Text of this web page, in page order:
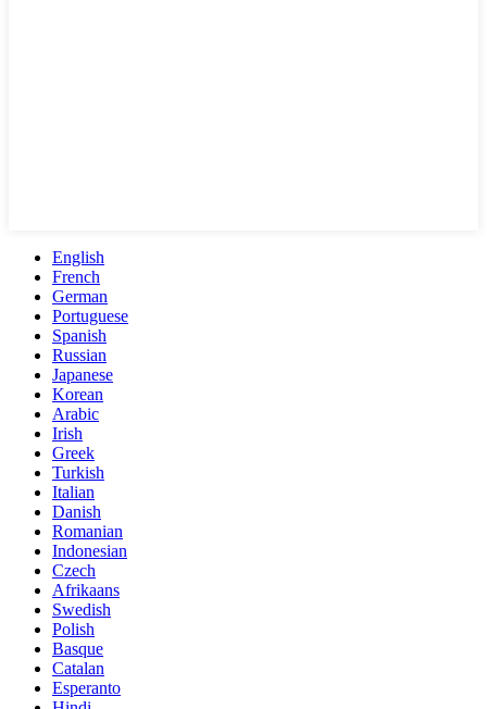
English
French
German
Portuguese
Spanish
Russian
Japanese
Korean
Arabic
Irish
Greek
Turkish
Italian
Danish
Romanian
Indonesian
Czech
Afrikaans
Swedish
Polish
Basque
Catalan
Esperanto